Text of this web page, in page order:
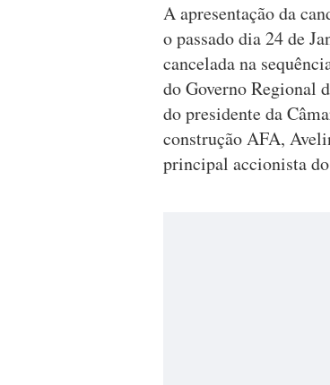
A apresentação da
o passado dia 24 de
cancelada na
do Governo Regional
do presidente da
construção AFA,
principal accionista